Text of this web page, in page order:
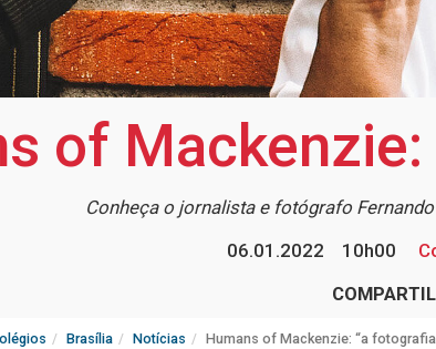
of
Conheça o jornalista e fotógrafo
06.01.2022
10h00
Brasília Notícias Humans of Mackenzie: “a fotografia